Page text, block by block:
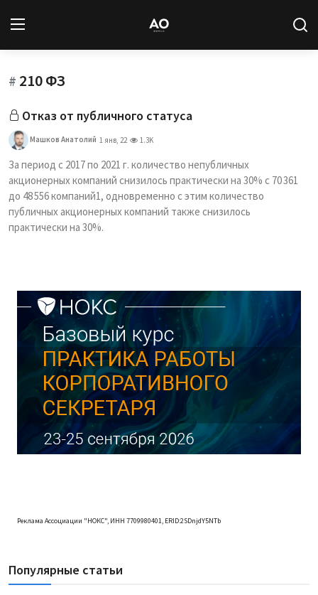
Вход
Новости
Авторы
Архив
Подписка
# 210 ФЗ
Отказ от публичного статуса
Машков Анатолий 1 янв, 22 1.3K
За период с 2017 по 2021 г. количество непубличных
акционерных компаний снизилось практически на 30% с 70 361
до 48 556 компаний1, одновременно с этим количество
публичных акционерных компаний также снизилось
практически на 30%.
Реклама Ассоциации "НОКС", ИНН 7709980401, ERID:2SDnjdY5NTb
Популярные статьи